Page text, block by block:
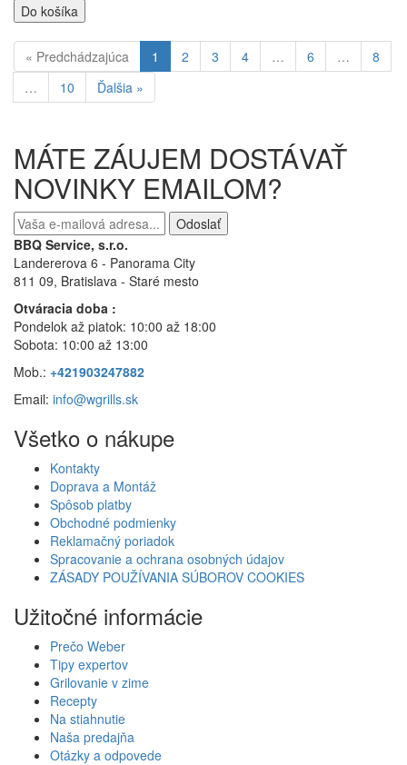
Do košíka
« Predchádzajúca 1 2 3 4 … 6 …
8
…
10 Ďalšia »
MÁTE ZÁUJEM DOSTÁVAŤ
NOVINKY EMAILOM?
Odoslať
BBQ Service, s.r.o.
Landererova 6 - Panorama City
811 09, Bratislava - Staré mesto
Otváracia doba :
Pondelok až piatok: 10:00 až 18:00
Sobota: 10:00 až 13:00
Mob.: +421903247882
Email: info@wgrills.sk
Všetko o nákupe
Kontakty
Doprava a Montáž
Spôsob platby
Obchodné podmienky
Reklamačný poriadok
Spracovanie a ochrana osobných údajov
ZÁSADY POUŽÍVANIA SÚBOROV COOKIES
Užitočné informácie
Prečo Weber
Tipy expertov
Grilovanie v zime
Recepty
Na stiahnutie
Naša predajňa
Otázky a odpovede